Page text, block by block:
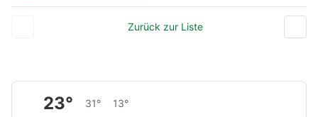
Zurück zur Liste
23° 31° 13°